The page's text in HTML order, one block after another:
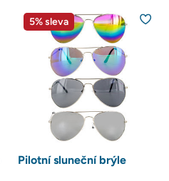
5% sleva
Pilotní sluneční brýle